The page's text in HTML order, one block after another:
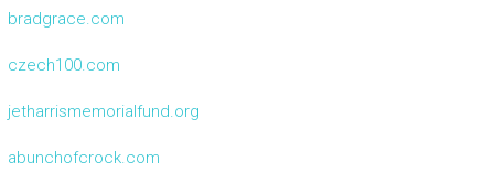
bradgrace.com
czech100.com
jetharrismemorialfund.org
abunchofcrock.com